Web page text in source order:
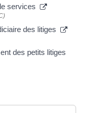
services
des litiges
des petits litiges